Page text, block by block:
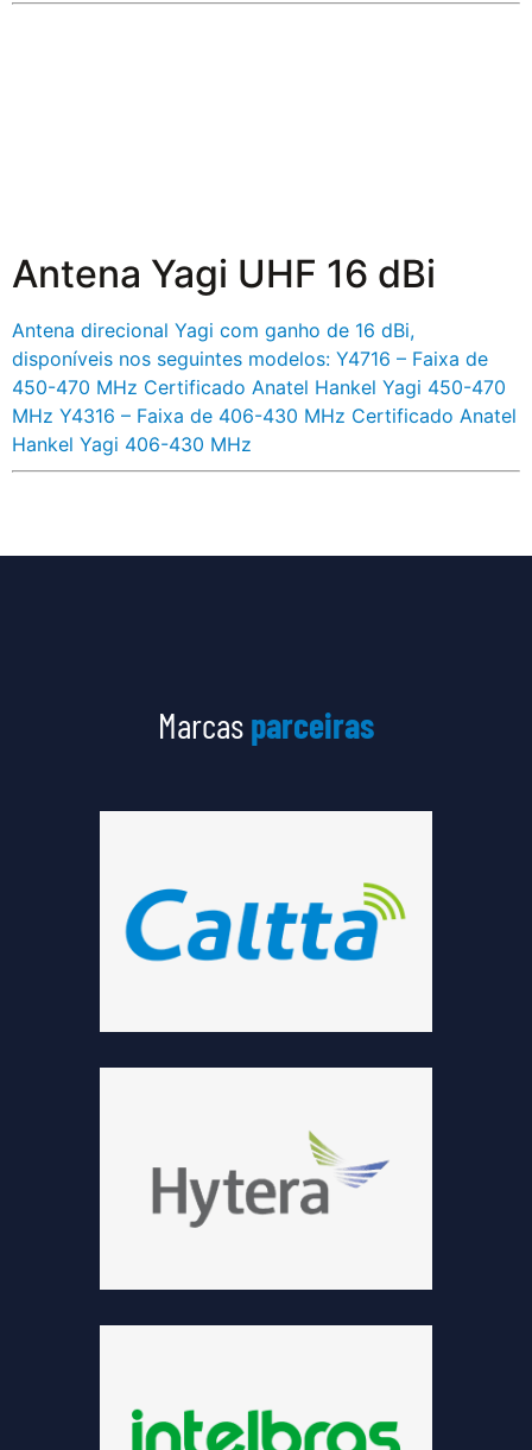
Antena Yagi UHF 16 dBi
Antena direcional Yagi com ganho de 16 dBi,
disponíveis nos seguintes modelos: Y4716 – Faixa de
450-470 MHz Certificado Anatel Hankel Yagi 450-470
MHz Y4316 – Faixa de 406-430 MHz Certificado Anatel
Hankel Yagi 406-430 MHz
Marcasparceiras